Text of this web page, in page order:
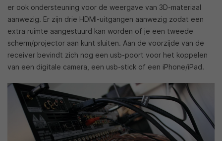
er ook ondersteuning voor de weergave van 3D-materiaal
aanwezig. Er zijn drie HDMI-uitgangen aanwezig zodat een
extra ruimte aangestuurd kan worden of je een tweede
scherm/projector aan kunt sluiten. Aan de voorzijde van de
receiver bevindt zich nog een usb-poort voor het koppelen
van een digitale camera, een usb-stick of een iPhone/iPad.